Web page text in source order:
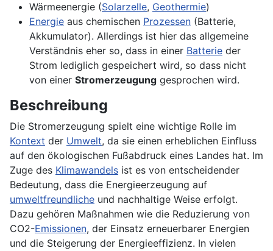
Wärmeenergie (Solarzelle, Geothermie)
Energie aus chemischen Prozessen (Batterie,
Akkumulator). Allerdings ist hier das allgemeine
Verständnis eher so, dass in einer Batterie der
Strom lediglich gespeichert wird, so dass nicht
von einer Stromerzeugung gesprochen wird.
Beschreibung
Die Stromerzeugung spielt eine wichtige Rolle im
Kontext der Umwelt, da sie einen erheblichen Einfluss
auf den ökologischen Fußabdruck eines Landes hat. Im
Zuge des Klimawandels ist es von entscheidender
Bedeutung, dass die Energieerzeugung auf
umweltfreundliche und nachhaltige Weise erfolgt.
Dazu gehören Maßnahmen wie die Reduzierung von
CO2-Emissionen, der Einsatz erneuerbarer Energien
und die Steigerung der Energieeffizienz. In vielen